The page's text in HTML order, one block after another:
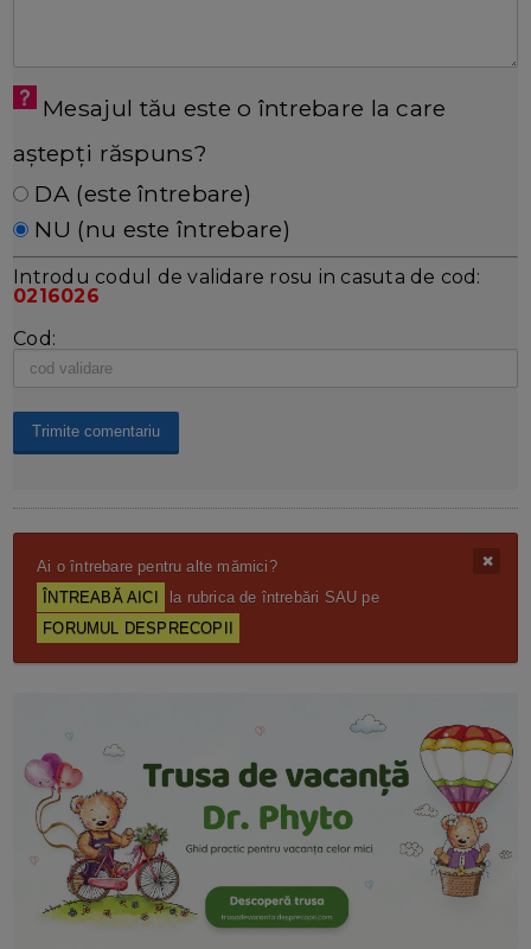
Mesajul tău este o întrebare la care
aștepți răspuns?
DA (este întrebare)
NU (nu este întrebare)
Introdu codul de validare rosu in casuta de cod:
0216026
Cod:
Ai o întrebare pentru alte mămici?
ÎNTREABĂ AICI
la rubrica de întrebări SAU pe
FORUMUL DESPRECOPII